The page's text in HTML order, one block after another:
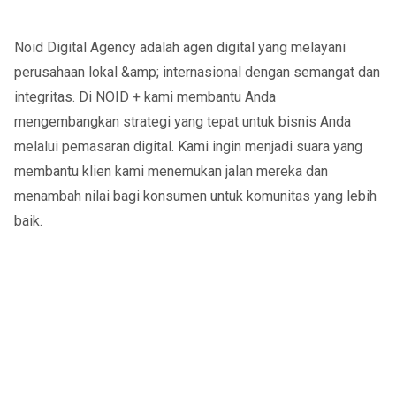
Noid Digital Agency adalah agen digital yang melayani
perusahaan lokal &amp; internasional dengan semangat dan
integritas. Di NOID + kami membantu Anda
mengembangkan strategi yang tepat untuk bisnis Anda
melalui pemasaran digital. Kami ingin menjadi suara yang
membantu klien kami menemukan jalan mereka dan
menambah nilai bagi konsumen untuk komunitas yang lebih
baik.